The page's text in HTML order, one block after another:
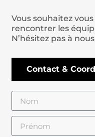
Vous souhaitez
rencontrer les
N’hésitez pas à
Contact &